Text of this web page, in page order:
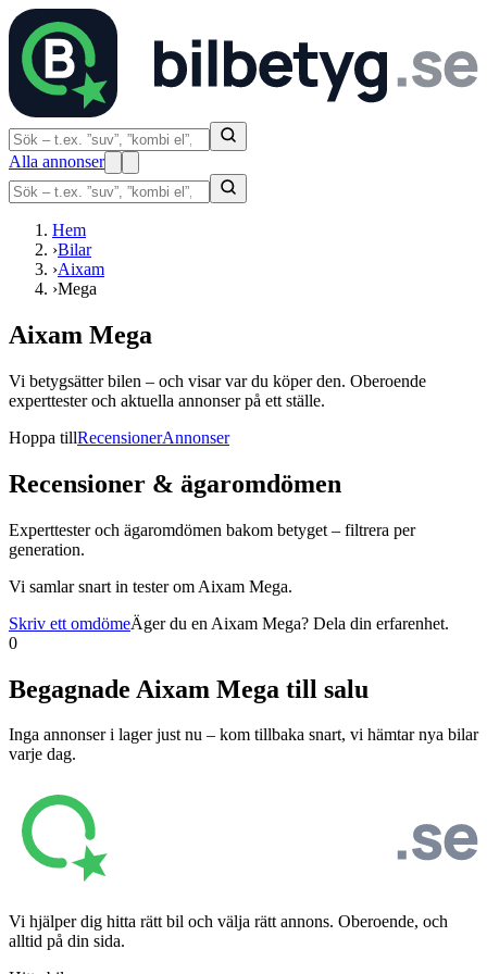
Alla annonser
Hem
›Bilar
›Aixam
›Mega
Aixam Mega
Vi betygsätter bilen – och visar var du köper den. Oberoende
experttester och aktuella annonser på ett ställe.
Hoppa tillRecensionerAnnonser
Recensioner & ägaromdömen
Experttester och ägaromdömen bakom betyget – filtrera per
generation.
Vi samlar snart in tester om Aixam Mega.
Skriv ett omdömeÄger du en Aixam Mega? Dela din erfarenhet.
0
Begagnade Aixam Mega till salu
Inga annonser i lager just nu – kom tillbaka snart, vi hämtar nya bilar
varje dag.
Vi hjälper dig hitta rätt bil och välja rätt annons. Oberoende, och
alltid på din sida.